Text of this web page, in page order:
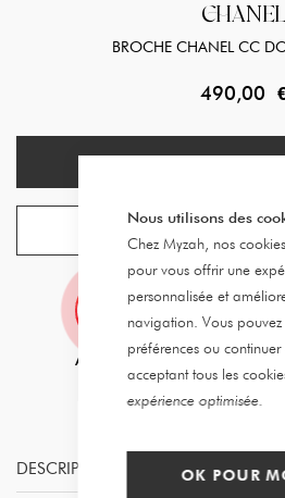
Nous utilisons des
Chez Myzah, nos
pour vous offrir une
personnalisée et
navigation. Vous pouvez
préférences ou continuer
acceptant tous les
expérience optimisée.
OK POUR
BROCHE CHANEL CC
490,00
DESCRIPTION